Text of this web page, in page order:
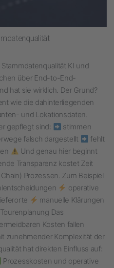
KI und
über End-to-End-
hat sie wirklich. Der Grund?
wie die dahinterliegenden
und Lokationsdaten.
gepflegt sind:
stimmen
falsch dargestellt
fehlt
Und genau hier beginnt
Transparenz kostet Zeit
Prozessen. Zum Beispiel
operative
manuelle Klärungen
Das
Kosten fallen
zunehmender Komplexität der
hat direkten Einfluss auf:
Prozesskosten und operative